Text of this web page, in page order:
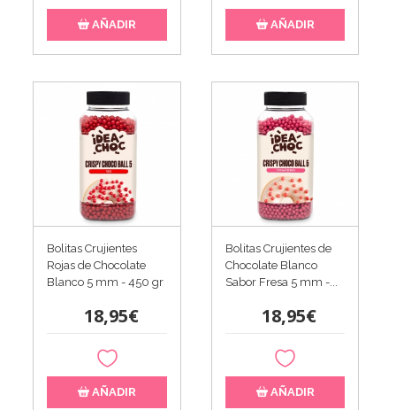
AÑADIR AÑADIR
Bolitas Crujientes
Rojas de Chocolate
Blanco 5 mm - 450 gr
18,95€
AÑADIR
Bolitas Crujientes de
Chocolate Blanco
Sabor Fresa 5 mm -...
18,95€
AÑADIR